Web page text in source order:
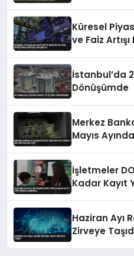
Küresel
ve Faiz
İstanbul’da
Dönüşümde
Merkez
Mayıs
İşletmeler
Kadar Kayıt
Haziran Ayı
Zirveye